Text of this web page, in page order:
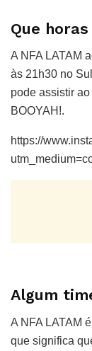
Que horas
A NFA LATAM
às 21h30 no
pode assistir
BOOYAH!.
https://
Algum
A NFA LATAM
que significa